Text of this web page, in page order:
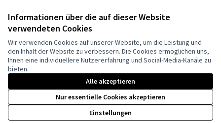
Informationen über die auf dieser Website
verwendeten Cookies
Wir verwenden Cookies auf unserer Website, um die Leistung und
den Inhalt der Website zu verbessern. Die Cookies ermöglichen uns,
Ihnen eine individuellere Nutzererfahrung und Social-Media-Kanäle zu
bieten.
Alle akzeptieren
Nur essentielle Cookies akzeptieren
Einstellungen
by